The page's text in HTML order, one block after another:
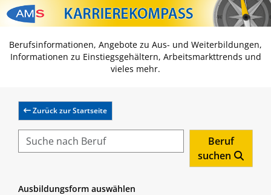
Zum Inhalt springen
Zum Navmenü springen
Zur Suche springen
Zur Footer springen
Berufsinformationen, Angebote zu Aus- und Weiterbildungen,
Informationen zu Einstiegsgehältern, Arbeitsmarkttrends und
vieles mehr.
Zurück zur Startseite
Beruf
suchen
Ausbildungsform auswählen